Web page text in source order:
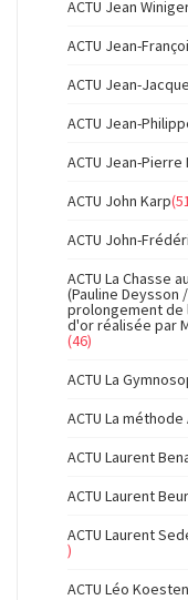
ACTU Jean
ACTU Jean-
ACTU Jean-
ACTU Jean-
ACTU Jean-Pierre
ACTU John Karp
ACTU John-
ACTU La Chasse
(Pauline Deysson
prolongement de
d'or réalisée par
(46)
ACTU La
ACTU La
ACTU Laurent
ACTU Laurent
ACTU Laurent
)
ACTU Léo Koesten